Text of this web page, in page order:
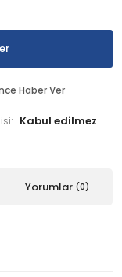
Haber Ver
Yorumlar (0)